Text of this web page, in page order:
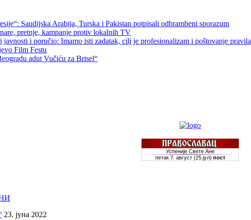
Saudijska Arabija, Turska i Pakistan potpisali odbrambeni sporazum
pretnje, kampanje protiv lokalnih TV
javnosti i poručio: Imamo isti zadatak, cilj je profesionalizam i poštovanje pravila
Film Festu
adut Vučiću za Brisel“
23. јуна 2022